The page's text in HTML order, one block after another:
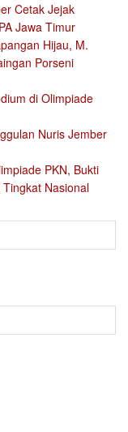
Cetak Jejak
Jawa Timur
Hijau, M.
Porseni
di Olimpiade
Nuris Jember
PKN, Bukti
Nasional